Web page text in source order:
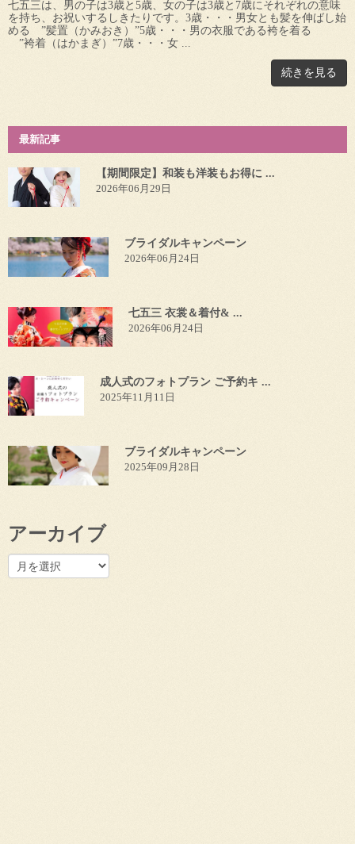
七五三は、男の子は3歳と5歳、女の子は3歳と7歳にそれぞれの意味
を持ち、お祝いするしきたりです。3歳・・・男女とも髪を伸ばし始
める ”髪置（かみおき）”5歳・・・男の衣服である袴を着る
”袴着（はかまぎ）”7歳・・・女 ...
続きを見る
最新記事
【期間限定】和装も洋装もお得に ...
2026年06月29日
ブライダルキャンペーン
2026年06月24日
七五三 衣裳＆着付& ...
2026年06月24日
成人式のフォトプラン ご予約キ ...
2025年11月11日
ブライダルキャンペーン
2025年09月28日
アーカイブ